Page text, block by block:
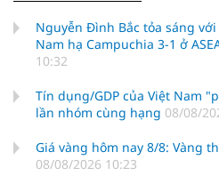
Nguyễn Đình Bắc tỏa sáng
Nam hạ Campuchia 3-1 ở
10:32
Tín dụng/GDP của Việt Nam
lần nhóm cùng hạng 08/08/
Giá vàng hôm nay 8/8: Vàng
08/08/2026 10:23